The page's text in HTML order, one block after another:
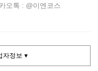
오톡 : @이엔코스
자정보 ▾